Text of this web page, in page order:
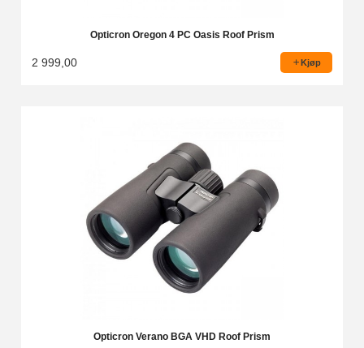
Opticron Oregon 4 PC Oasis Roof Prism
2 999,00 Kjøp
Opticron Verano BGA VHD Roof Prism